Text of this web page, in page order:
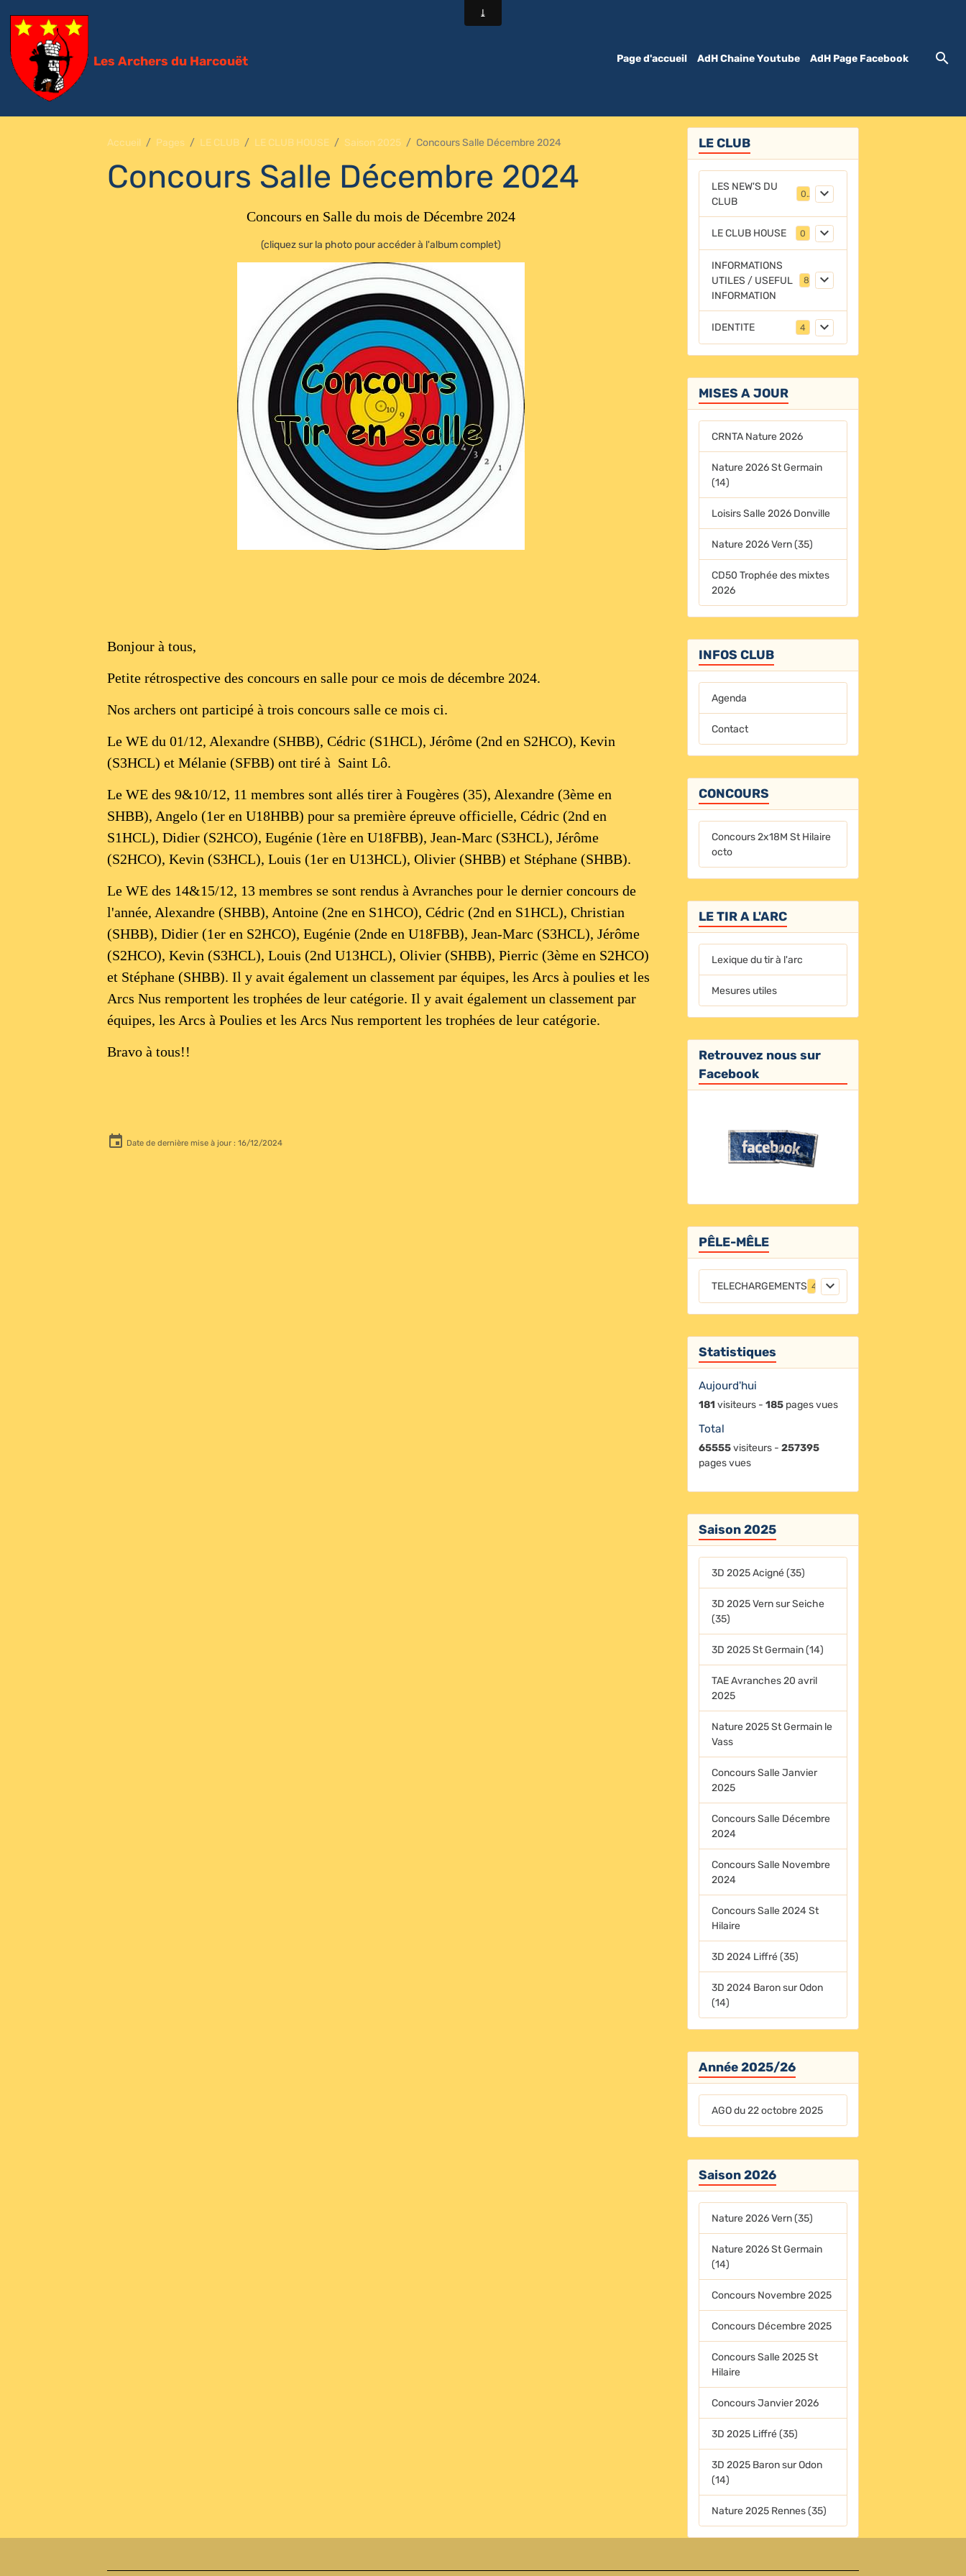
Les Archers du Harcouët Page d'accueil AdH Chaine Youtube AdH Page Facebook
Accueil Pages LE CLUB LE CLUB HOUSE Saison 2025 Concours Salle Décembre 2024
Concours Salle Décembre 2024
Concours en Salle du mois de Décembre 2024
(cliquez sur la photo pour accéder à l'album complet)
Bonjour à tous,
Petite rétrospective des concours en salle pour ce mois de décembre 2024.
Nos archers ont participé à trois concours salle ce mois ci.
Le WE du 01/12, Alexandre (SHBB), Cédric (S1HCL), Jérôme (2nd en S2HCO), Kevin
(S3HCL) et Mélanie (SFBB) ont tiré à Saint Lô.
Le WE des 9&10/12, 11 membres sont allés tirer à Fougères (35), Alexandre (3ème en
SHBB), Angelo (1er en U18HBB) pour sa première épreuve officielle, Cédric (2nd en
S1HCL), Didier (S2HCO), Eugénie (1ère en U18FBB), Jean-Marc (S3HCL), Jérôme
(S2HCO), Kevin (S3HCL), Louis (1er en U13HCL), Olivier (SHBB) et Stéphane (SHBB).
Le WE des 14&15/12, 13 membres se sont rendus à Avranches pour le dernier concours de
l'année, Alexandre (SHBB), Antoine (2ne en S1HCO), Cédric (2nd en S1HCL), Christian
(SHBB), Didier (1er en S2HCO), Eugénie (2nde en U18FBB), Jean-Marc (S3HCL), Jérôme
(S2HCO), Kevin (S3HCL), Louis (2nd U13HCL), Olivier (SHBB), Pierric (3ème en S2HCO)
et Stéphane (SHBB). Il y avait également un classement par équipes, les Arcs à poulies et les
Arcs Nus remportent les trophées de leur catégorie. Il y avait également un classement par
équipes, les Arcs à Poulies et les Arcs Nus remportent les trophées de leur catégorie.
Bravo à tous!!
Date de dernière mise à jour : 16/12/2024
LE CLUB
LES NEW'S DU
CLUB
0
LE CLUB HOUSE 0
INFORMATIONS
UTILES / USEFUL
INFORMATION
IDENTITE 4
MISES A JOUR
CRNTA Nature 2026
Nature 2026 St Germain
(14)
Loisirs Salle 2026 Donville
Nature 2026 Vern (35)
CD50 Trophée des mixtes
2026
INFOS CLUB
Agenda
Contact
CONCOURS
Concours 2x18M St Hilaire
octo
LE TIR A L'ARC
Lexique du tir à l'arc
Mesures utiles
Retrouvez nous sur
Facebook
PÊLE-MÊLE
TELECHARGEMENTS 4
Statistiques
Aujourd'hui
181 visiteurs - 185pages vues
Total
65555visiteurs - 257395
pages vues
Saison 2025
3D 2025 Acigné (35)
3D 2025 Vern sur Seiche
(35)
3D 2025 St Germain (14)
TAE Avranches 20 avril
2025
Nature 2025 St Germain le
Vass
Concours Salle Janvier
2025
Concours Salle Décembre
2024
Concours Salle Novembre
2024
Concours Salle 2024 St
Hilaire
3D 2024 Liffré (35)
3D 2024 Baron sur Odon
(14)
Année 2025/26
AGO du 22 octobre 2025
Saison 2026
Nature 2026 Vern (35)
Nature 2026 St Germain
(14)
Concours Novembre 2025
Concours Décembre 2025
Concours Salle 2025 St
Hilaire
Concours Janvier 2026
3D 2025 Liffré (35)
3D 2025 Baron sur Odon
(14)
Nature 2025 Rennes (35)